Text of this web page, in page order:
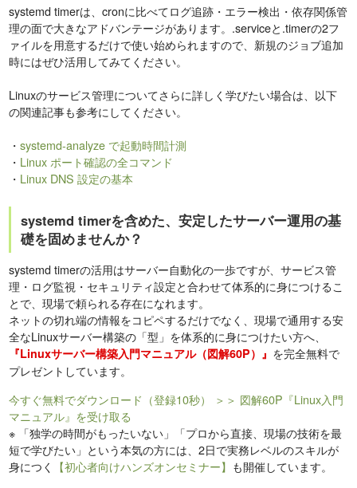
systemd timerは、cronに比べてログ追跡・エラー検出・依存関係管
理の面で大きなアドバンテージがあります。.serviceと.timerの2フ
ァイルを用意するだけで使い始められますので、新規のジョブ追加
時にはぜひ活用してみてください。
Linuxのサービス管理についてさらに詳しく学びたい場合は、以下
の関連記事も参考にしてください。
・systemd-analyze で起動時間計測
・ Linux ポート確認の全コマンド
・ Linux DNS 設定の基本
systemd timerを含めた、安定したサーバー運用の基
礎を固めませんか？
systemd timerの活用はサーバー自動化の一歩ですが、サービス管
理・ログ監視・セキュリティ設定と合わせて体系的に身につけるこ
とで、現場で頼られる存在になれます。
ネットの切れ端の情報をコピペするだけでなく、現場で通用する安
全なLinuxサーバー構築の「型」を体系的に身につけたい方へ、
『Linuxサーバー構築入門マニュアル（図解60P）』 を完全無料で
プレゼントしています。
今すぐ無料でダウンロード（登録10秒）
＞＞ 図解60P『Linux入門
マニュアル』を受け取る
※ 「独学の時間がもったいない」「プロから直接、現場の技術を最
短で学びたい」という本気の方には、2日で実務レベルのスキルが
身につく
【初心者向けハンズオンセミナー】 も開催しています。